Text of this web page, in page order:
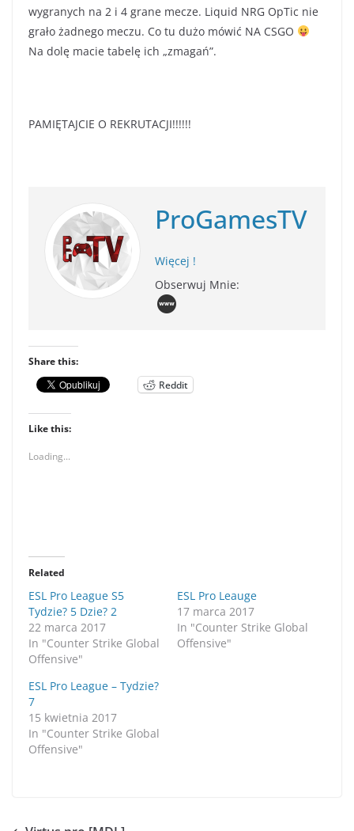
wygranych na 2 i 4 grane mecze. Liquid NRG OpTic nie
grało żadnego meczu. Co tu dużo mówić NA CSGO
Na dolę macie tabelę ich „zmagań”.
PAMIĘTAJCIE O REKRUTACJI!!!!!!
ProGamesTV
Więcej !
Obserwuj Mnie:
Share this:
Reddit
Like this:
Loading...
Related
ESL Pro League S5
Tydzie? 5 Dzie? 2
22 marca 2017
In "Counter Strike Global
Offensive"
ESL Pro Leauge
17 marca 2017
In "Counter Strike Global
Offensive"
ESL Pro League – Tydzie?
7
15 kwietnia 2017
In "Counter Strike Global
Offensive"